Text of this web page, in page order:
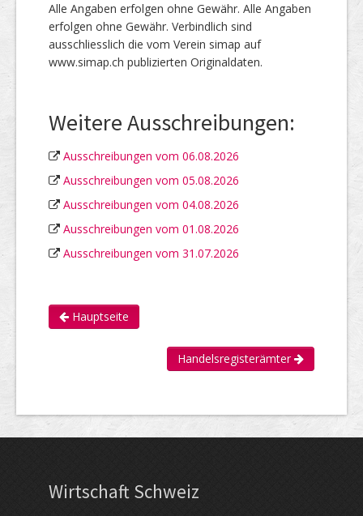
Alle Angaben erfolgen ohne Gewähr. Alle Angaben
erfolgen ohne Gewähr. Verbindlich sind
ausschliesslich die vom Verein simap auf
www.simap.ch publizierten Originaldaten.
Weitere Ausschreibungen:
Ausschreibungen vom 06.08.2026
Ausschreibungen vom 05.08.2026
Ausschreibungen vom 04.08.2026
Ausschreibungen vom 01.08.2026
Ausschreibungen vom 31.07.2026
Hauptseite
Handelsregisterämter
Wirtschaft Schweiz